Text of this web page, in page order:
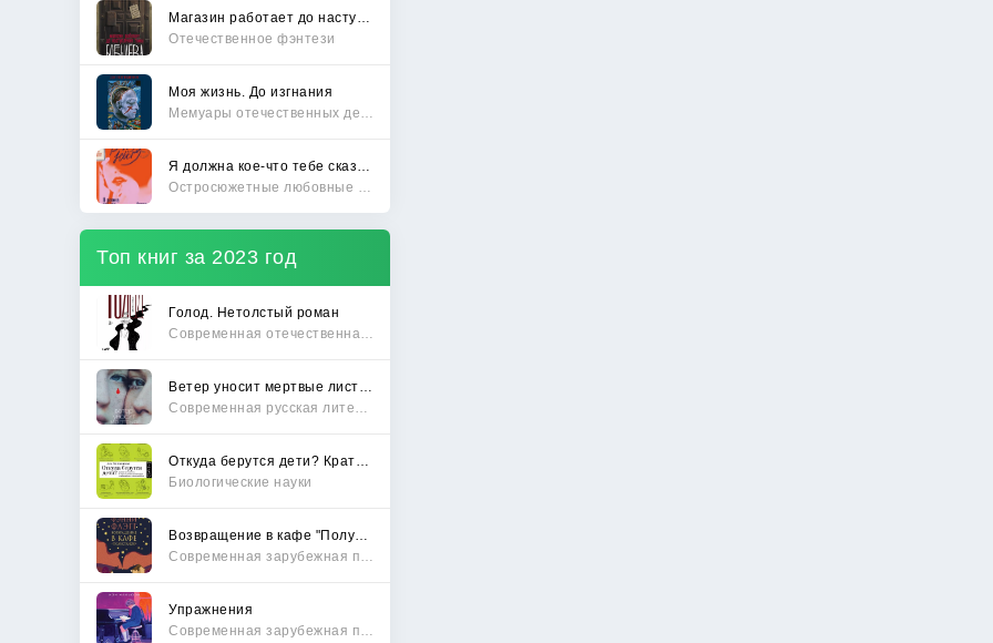
Отечественное фэнтези
Моя жизнь. До изгнания
Топ книг за 2023 год
Голод. Нетолстый роман
Биологические науки
Упражнения